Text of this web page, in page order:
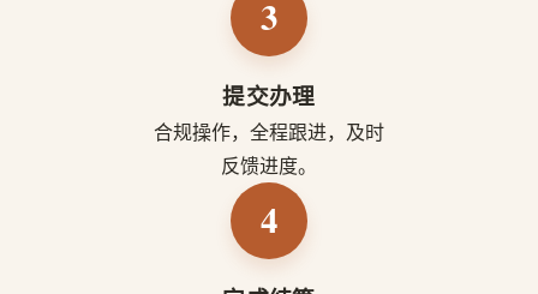
3
提交办理
合规操作，全程跟进，及时
反馈进度。
4